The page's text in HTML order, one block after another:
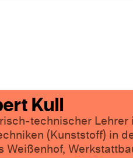
Kull
technischer
(Kunststoff) in
Weißenhof,